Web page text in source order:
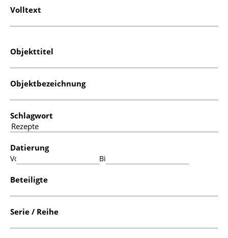
Volltext
Objekttitel
Objektbezeichnung
Schlagwort
Datierung
Von: Bis:
Beteiligte
Serie / Reihe